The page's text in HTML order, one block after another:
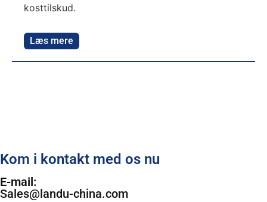
kosttilskud.
Læs mere
Kom i kontakt med os nu
E-mail:
Sales@landu-china.com